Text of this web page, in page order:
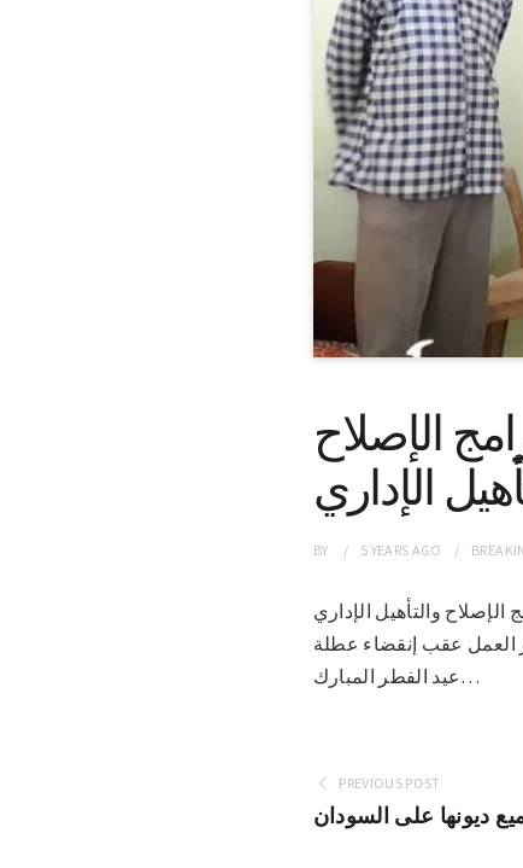
الإصلاح
الإداري
BY 5 YEARS AGO
الإصلاح والتأهيل الإداري
العمل عقب إنقضاء عطلة
عيد الفطر المبارك…
PREVIOUS POST
ديونها على السودان